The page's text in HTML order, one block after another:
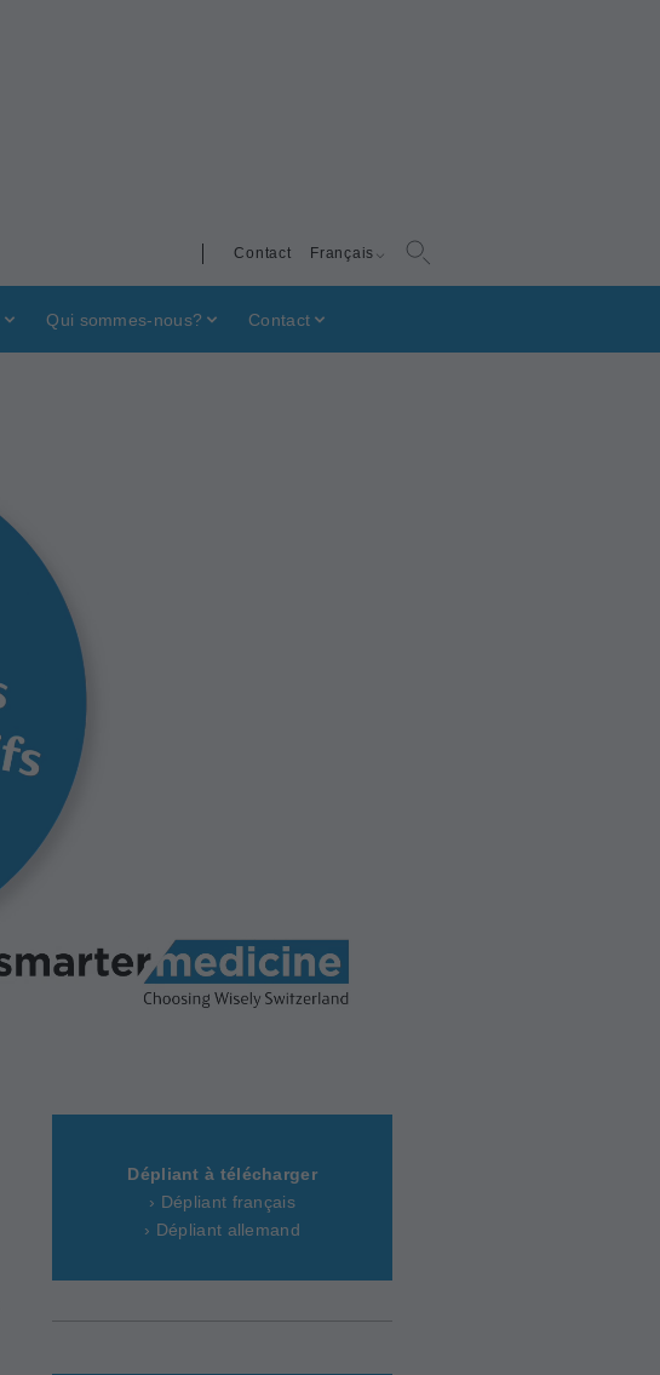
Français
Contact
Qui sommes-nous? Contact
Dépliant à télécharger
› Dépliant français
› Dépliant allemand